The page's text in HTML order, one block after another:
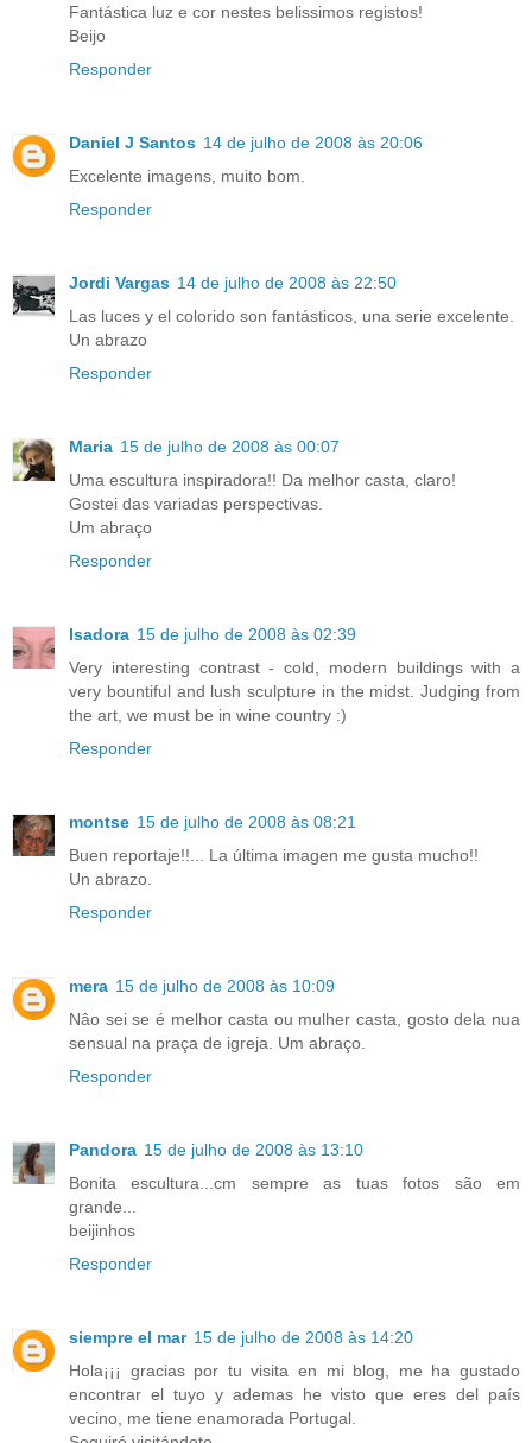
Fantástica luz e cor nestes belissimos registos!
Beijo
Responder
Daniel J Santos 14 de julho de 2008 às 20:06
Excelente imagens, muito bom.
Responder
Jordi Vargas 14 de julho de 2008 às 22:50
Las luces y el colorido son fantásticos, una serie excelente.
Un abrazo
Responder
Maria 15 de julho de 2008 às 00:07
Uma escultura inspiradora!! Da melhor casta, claro!
Gostei das variadas perspectivas.
Um abraço
Responder
Isadora 15 de julho de 2008 às 02:39
Very interesting contrast - cold, modern buildings with a
very bountiful and lush sculpture in the midst. Judging from
the art, we must be in wine country :)
Responder
montse 15 de julho de 2008 às 08:21
Buen reportaje!!... La última imagen me gusta mucho!!
Un abrazo.
Responder
mera 15 de julho de 2008 às 10:09
Nâo sei se é melhor casta ou mulher casta, gosto dela nua
sensual na praça de igreja. Um abraço.
Responder
Pandora 15 de julho de 2008 às 13:10
Bonita escultura...cm sempre as tuas fotos são em
grande...
beijinhos
Responder
siempre el mar 15 de julho de 2008 às 14:20
Hola¡¡¡ gracias por tu visita en mi blog, me ha gustado
encontrar el tuyo y ademas he visto que eres del país
vecino, me tiene enamorada Portugal.